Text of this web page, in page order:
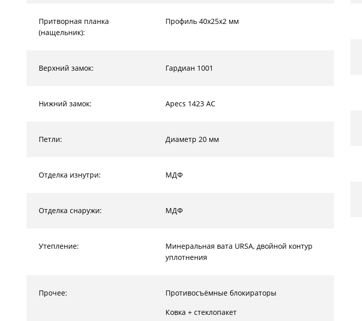
Притворная планка
(нащельник):
Профиль 40х25х2 мм
Верхний замок: Гардиан 1001
Нижний замок: Apecs 1423 AC
Петли: Диаметр 20 мм
Отделка изнутри: МДФ
Отделка снаружи: МДФ
Утепление:
Минеральная вата URSA, двойной контур
уплотнения
Прочее:
Противосъёмные блокираторы
Ковка + стеклопакет